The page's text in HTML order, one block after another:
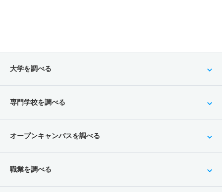
大学を調べる
専門学校を調べる
オープンキャンパスを調べる
職業を調べる